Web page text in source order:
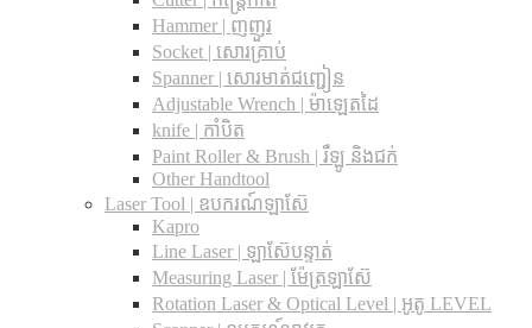
Hammer | ញញួរ
Socket | សោរគ្រាប់
Spanner |​ សោរមាត់ជញ្ជៀន
Adjustable Wrench |​ ម៉ាឡេតដៃ
knife | កាំបិត
Paint Roller & Brush | រឺឡូ និងជក់
Other Handtool
Laser Tool | ឧបករណ៍ឡាស៊ែ
Kapro
Line Laser | ឡាស៊ែបន្ទាត់
Measuring Laser | ម៉ែត្រឡាស៊ែ
Rotation Laser & Optical Level | អូតូ LEVEL